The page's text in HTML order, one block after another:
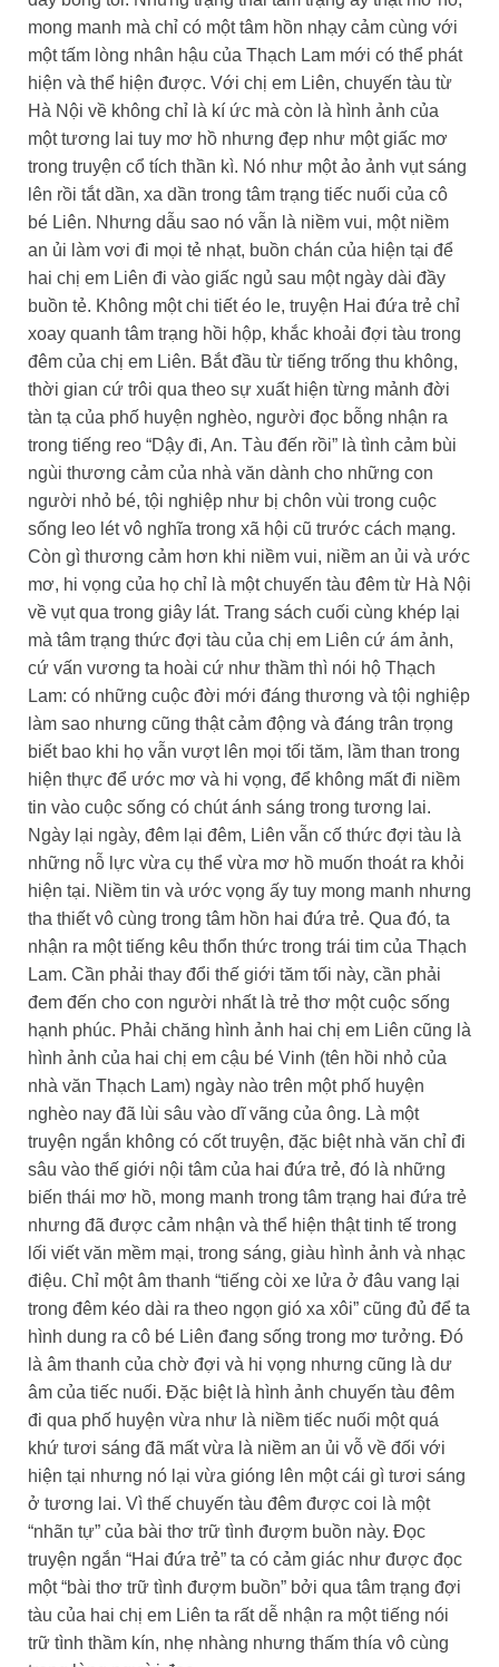
mong manh mà chỉ có một tâm hồn nhạy cảm cùng với
một tấm lòng nhân hậu của Thạch Lam mới có thể phát
hiện và thể hiện được. Với chị em Liên, chuyến tàu từ
Hà Nội về không chỉ là kí ức mà còn là hình ảnh của
một tương lai tuy mơ hồ nhưng đẹp như một giấc mơ
trong truyện cổ tích thần kì. Nó như một ảo ảnh vụt sáng
lên rồi tắt dần, xa dần trong tâm trạng tiếc nuối của cô
bé Liên. Nhưng dẫu sao nó vẫn là niềm vui, một niềm
an ủi làm vơi đi mọi tẻ nhạt, buồn chán của hiện tại để
hai chị em Liên đi vào giấc ngủ sau một ngày dài đầy
buồn tẻ. Không một chi tiết éo le, truyện Hai đứa trẻ chỉ
xoay quanh tâm trạng hồi hộp, khắc khoải đợi tàu trong
đêm của chị em Liên. Bắt đầu từ tiếng trống thu không,
thời gian cứ trôi qua theo sự xuất hiện từng mảnh đời
tàn tạ của phố huyện nghèo, người đọc bỗng nhận ra
trong tiếng reo “Dậy đi, An. Tàu đến rồi” là tình cảm bùi
ngùi thương cảm của nhà văn dành cho những con
người nhỏ bé, tội nghiệp như bị chôn vùi trong cuộc
sống leo lét vô nghĩa trong xã hội cũ trước cách mạng.
Còn gì thương cảm hơn khi niềm vui, niềm an ủi và ước
mơ, hi vọng của họ chỉ là một chuyến tàu đêm từ Hà Nội
về vụt qua trong giây lát. Trang sách cuối cùng khép lại
mà tâm trạng thức đợi tàu của chị em Liên cứ ám ảnh,
cứ vấn vương ta hoài cứ như thầm thì nói hộ Thạch
Lam: có những cuộc đời mới đáng thương và tội nghiệp
làm sao nhưng cũng thật cảm động và đáng trân trọng
biết bao khi họ vẫn vượt lên mọi tối tăm, lầm than trong
hiện thực để ước mơ và hi vọng, để không mất đi niềm
tin vào cuộc sống có chút ánh sáng trong tương lai.
Ngày lại ngày, đêm lại đêm, Liên vẫn cố thức đợi tàu là
những nỗ lực vừa cụ thể vừa mơ hồ muốn thoát ra khỏi
hiện tại. Niềm tin và ước vọng ấy tuy mong manh nhưng
tha thiết vô cùng trong tâm hồn hai đứa trẻ. Qua đó, ta
nhận ra một tiếng kêu thổn thức trong trái tim của Thạch
Lam. Cần phải thay đổi thế giới tăm tối này, cần phải
đem đến cho con người nhất là trẻ thơ một cuộc sống
hạnh phúc. Phải chăng hình ảnh hai chị em Liên cũng là
hình ảnh của hai chị em cậu bé Vinh (tên hồi nhỏ của
nhà văn Thạch Lam) ngày nào trên một phố huyện
nghèo nay đã lùi sâu vào dĩ vãng của ông. Là một
truyện ngắn không có cốt truyện, đặc biệt nhà văn chỉ đi
sâu vào thế giới nội tâm của hai đứa trẻ, đó là những
biến thái mơ hồ, mong manh trong tâm trạng hai đứa trẻ
nhưng đã được cảm nhận và thể hiện thật tinh tế trong
lối viết văn mềm mại, trong sáng, giàu hình ảnh và nhạc
điệu. Chỉ một âm thanh “tiếng còi xe lửa ở đâu vang lại
trong đêm kéo dài ra theo ngọn gió xa xôi” cũng đủ để ta
hình dung ra cô bé Liên đang sống trong mơ tưởng. Đó
là âm thanh của chờ đợi và hi vọng nhưng cũng là dư
âm của tiếc nuối. Đặc biệt là hình ảnh chuyến tàu đêm
đi qua phố huyện vừa như là niềm tiếc nuối một quá
khứ tươi sáng đã mất vừa là niềm an ủi vỗ về đối với
hiện tại nhưng nó lại vừa gióng lên một cái gì tươi sáng
ở tương lai. Vì thế chuyến tàu đêm được coi là một
“nhãn tự” của bài thơ trữ tình đượm buồn này. Đọc
truyện ngắn “Hai đứa trẻ” ta có cảm giác như được đọc
một “bài thơ trữ tình đượm buồn” bởi qua tâm trạng đợi
tàu của hai chị em Liên ta rất dễ nhận ra một tiếng nói
trữ tình thầm kín, nhẹ nhàng nhưng thấm thía vô cùng